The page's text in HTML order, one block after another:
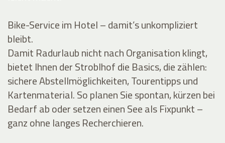
Bike-Service im Hotel – damit’s unkompliziert
bleibt.
Damit Radurlaub nicht nach Organisation klingt,
bietet Ihnen der Stroblhof die Basics, die zählen:
sichere Abstellmöglichkeiten, Tourentipps und
Kartenmaterial. So planen Sie spontan, kürzen bei
Bedarf ab oder setzen einen See als Fixpunkt –
ganz ohne langes Recherchieren.